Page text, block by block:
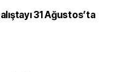
31 Ağustos’ta